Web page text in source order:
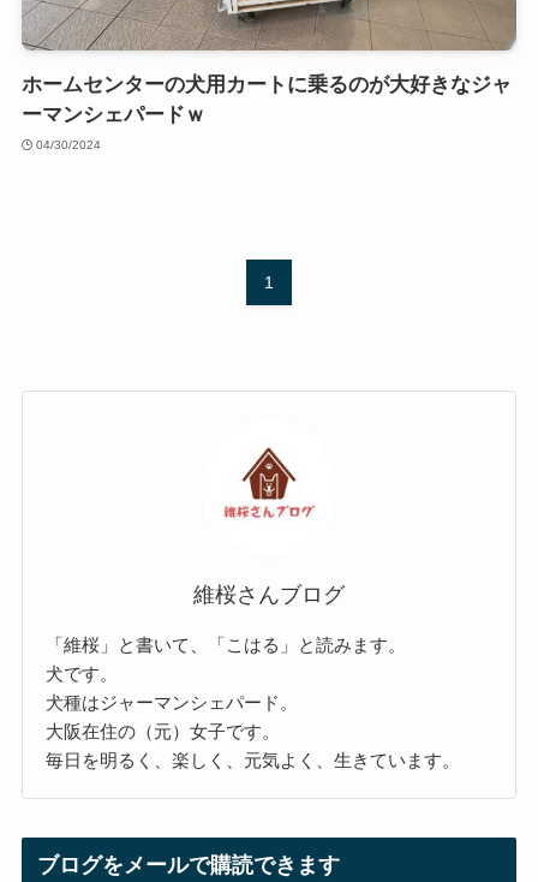
ホームセンターの犬用カートに乗るのが大好きなジャ
ーマンシェパードｗ
04/30/2024
1
維桜さんブログ
「維桜」と書いて、「こはる」と読みます。
犬です。
犬種はジャーマンシェパード。
大阪在住の（元）女子です。
毎日を明るく、楽しく、元気よく、生きています。
ブログをメールで購読できます